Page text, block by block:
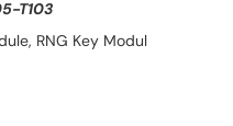
T103
RNG Key Modul